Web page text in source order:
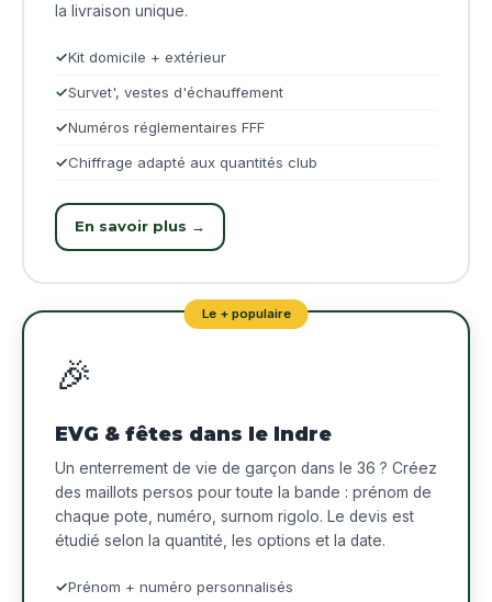
la livraison unique.
Kit domicile + extérieur
Survet', vestes d'échauffement
Numéros réglementaires FFF
Chiffrage adapté aux quantités club
En savoir plus →
Le + populaire
🎉
EVG & fêtes dans le Indre
Un enterrement de vie de garçon dans le 36 ? Créez
des maillots persos pour toute la bande : prénom de
chaque pote, numéro, surnom rigolo. Le devis est
étudié selon la quantité, les options et la date.
Prénom + numéro personnalisés